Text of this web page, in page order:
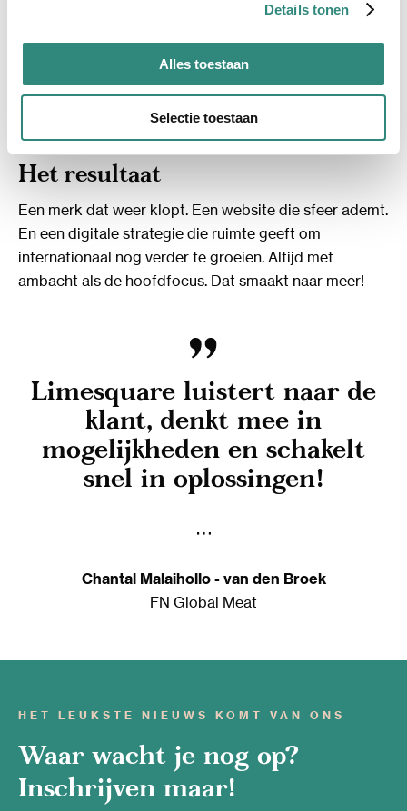
Details tonen
Alles toestaan
Selectie toestaan
Geen overbodige tools of integraties. Gewoon
contact met sales. En met een goed ingerichte
ActiveCampaign, inclusief mailing templates in
Het resultaat
Een merk dat weer klopt. Een website die sfeer ademt.
En een digitale strategie die ruimte geeft om
internationaal nog verder te groeien. Altijd met
ambacht als de hoofdfocus. Dat smaakt naar meer!
Limesquare luistert naar de
klant, denkt mee in
mogelijkheden en schakelt
snel in oplossingen!
Chantal Malaihollo - van den Broek
FN Global Meat
HET LEUKSTE NIEUWS KOMT VAN ONS
Waar wacht je nog op?
Inschrijven maar!